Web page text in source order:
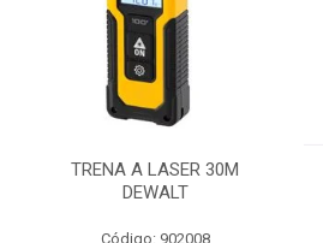
TRENA A LASER 30M
DEWALT
Código: 902008